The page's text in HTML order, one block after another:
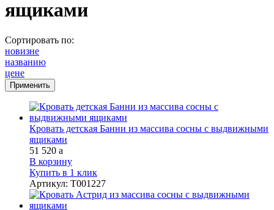
ящиками
Сортировать по:
новизне
названию
цене
Кровать детская Банни из массива сосны с выдвижными
ящиками
51 520 a
В корзину
Купить в 1 клик
Артикул: Т001227